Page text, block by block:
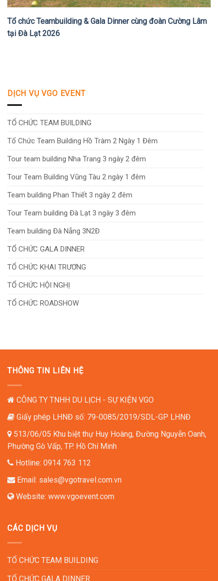
Tổ chức Teambuilding & Gala Dinner cùng đoàn Cường Lâm
tại Đà Lạt 2026
DỊCH VỤ VGO EVENT
TỔ CHỨC TEAM BUILDING
Tổ Chức Team Building Hồ Tràm 2 Ngày 1 Đêm
Tour team building Nha Trang 3 ngày 2 đêm
Tour Team Building Vũng Tàu 2 ngày 1 đêm
Team building Phan Thiết 3 ngày 2 đêm
Tour Team building Đà Lạt 3 ngày 3 đêm
Team building Đà Nẵng 3N2Đ
TỔ CHỨC GALA DINNER
TỔ CHỨC KHAI TRƯƠNG
TỔ CHỨC HỘI NGHỊ
TỔ CHỨC ROADSHOW
TỔ CHỨC NGÀY HỘI GIA ĐÌNH
TỔ CHỨC TIỆC TÂN NIÊN
THÔNG TIN LIÊN HỆ
CÔNG TY TNHH DU LỊCH - SỰ KIỆN VGO
Giấy phép LHNĐ số: 79-0085/2019/SDL-GP LHNĐ
513/06/05 Khu biệt thự Huy Hoàng, Đường Nguyễn Oanh,
Phường Gò Vấp, TP. Hồ Chí Minh
Hotline: 0914 763 112
Email: sales@vgotravel.com.vn
Website: www.vgoevent.com
CÁC DỊCH VỤ
TỔ CHỨC TEAM BUILDING
TỔ CHỨC GALA DINNER